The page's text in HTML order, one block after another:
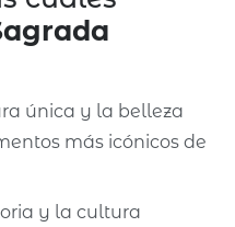
única y la belleza
más icónicos de
y la cultura